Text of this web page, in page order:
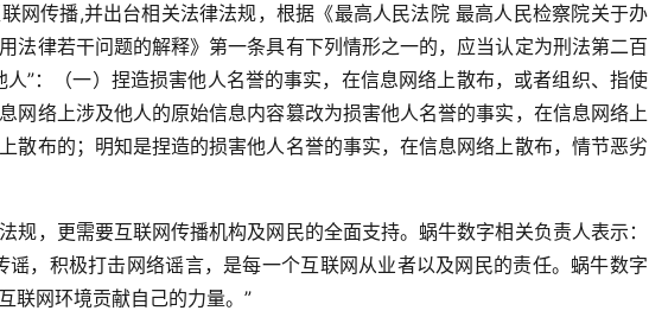
传播,并出台相关法律法规，根据《最高人民法院 最高人民检察院关于办
法律若干问题的解释》第一条具有下列情形之一的，应当认定为刑法第二百
”：（一）捏造损害他人名誉的事实，在信息网络上散布，或者组织、指使
网络上涉及他人的原始信息内容篡改为损害他人名誉的事实，在信息网络上
散布的；明知是捏造的损害他人名誉的事实，在信息网络上散布，情节恶劣
，更需要互联网传播机构及网民的全面支持。蜗牛数字相关负责人表示：
谣，积极打击网络谣言，是每一个互联网从业者以及网民的责任。蜗牛数字
联网环境贡献自己的力量。”